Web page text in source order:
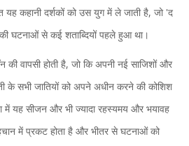
यह कहानी दर्शकों को उस युग में ले जाती है, जो 'द
घटनाओं से कई शताब्दियों पहले हुआ था।
की वापसी होती है, जो कि अपनी नई साजिशों और
के सभी जातियों को अपने अधीन करने की कोशिश
यह सीजन और भी ज्यादा रहस्यमय और भयावह
में प्रकट होता है और भीतर से घटनाओं को